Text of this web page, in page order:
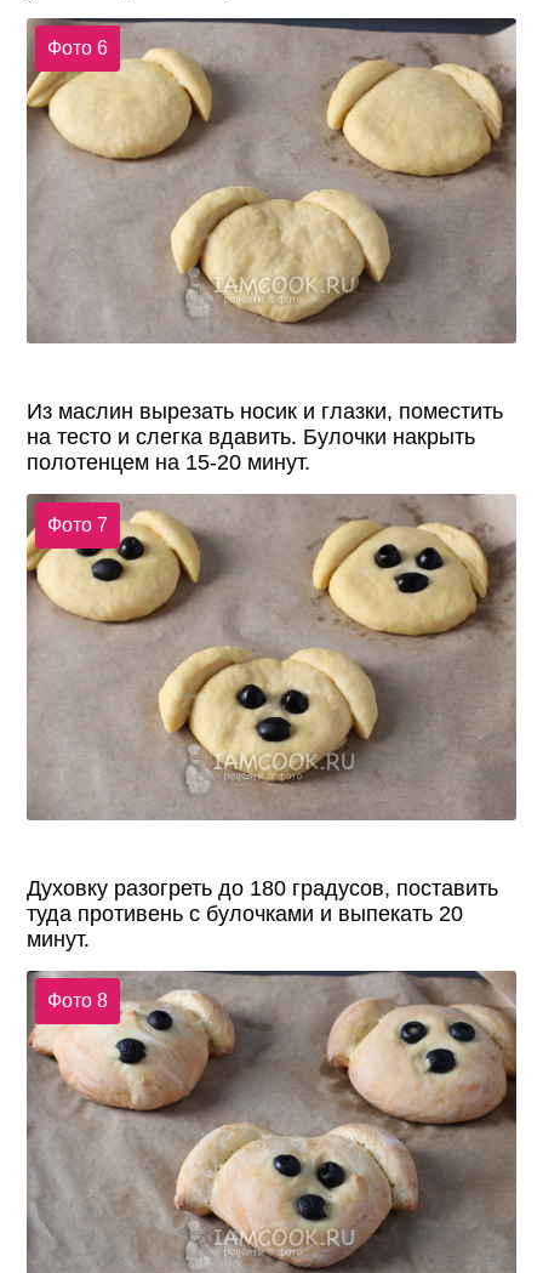
Фото 6
Из маслин вырезать носик и глазки, поместить
на тесто и слегка вдавить. Булочки накрыть
полотенцем на 15-20 минут.
Фото 7
Духовку разогреть до 180 градусов, поставить
туда противень с булочками и выпекать 20
минут.
Фото 8